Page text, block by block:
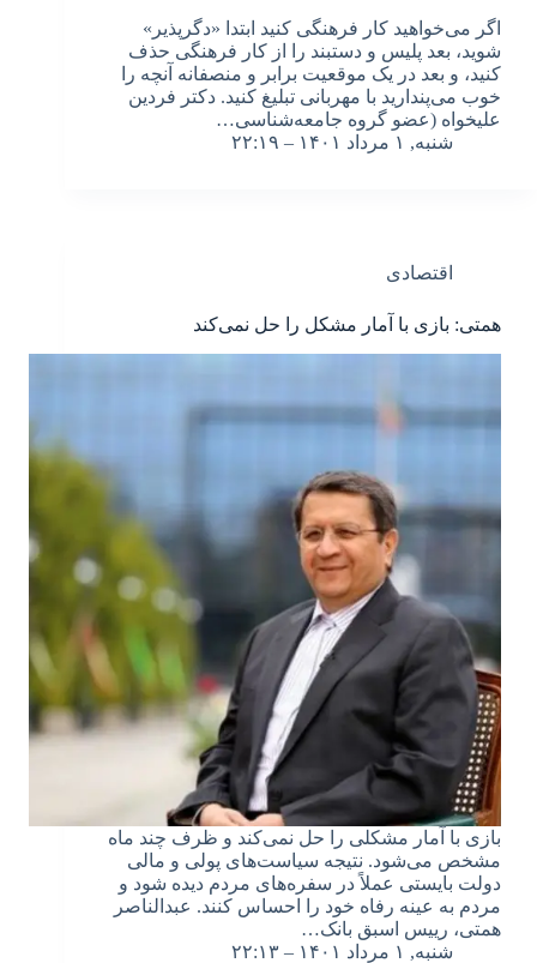
اگر می‌خواهید کار فرهنگی کنید ابتدا «دگر‌پذیر»
شوید، بعد پلیس و دستبند را از کار فرهنگی حذف
کنید، و بعد در یک موقعیت برابر و منصفانه آنچه را
خوب می‌پندارید با مهربانی تبلیغ کنید. دکتر فردین
علیخواه (عضو گروه جامعه‌شناسی…
شنبه, ۱ مرداد ۱۴۰۱ – ۲۲:۱۹
اقتصادی
همتی: بازی با آمار مشکل را حل نمی‌کند
بازی با آمار مشکلی را حل نمی‌کند و ظرف چند ماه
مشخص می‌شود. نتیجه سیاست‌های پولی و مالی
دولت بایستی عملاً در سفره‌های مردم دیده شود و
مردم به عینه رفاه خود را احساس کنند. عبدالناصر
همتی، رییس اسبق بانک…
شنبه, ۱ مرداد ۱۴۰۱ – ۲۲:۱۳